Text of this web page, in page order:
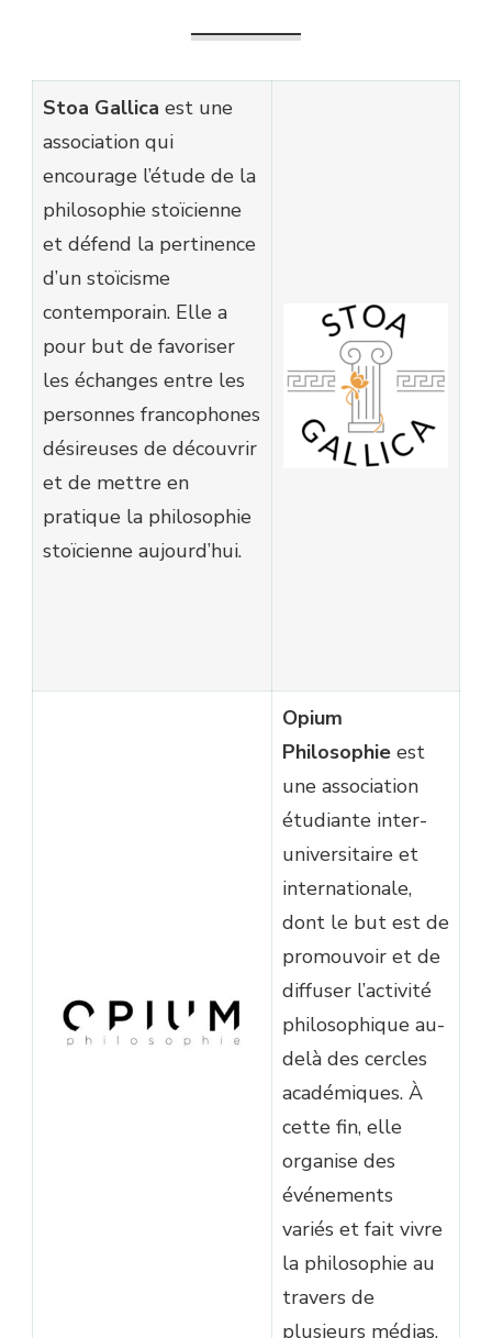
Stoa Gallica est une
association qui
encourage l’étude de la
philosophie stoïcienne
et défend la pertinence
d’un stoïcisme
contemporain. Elle a
pour but de favoriser
les échanges entre les
personnes francophones
désireuses de découvrir
et de mettre en
pratique la philosophie
stoïcienne aujourd’hui.
Opium
Philosophie est
une association
étudiante inter-
universitaire et
internationale,
dont le but est de
promouvoir et de
diffuser l’activité
philosophique au-
delà des cercles
académiques. À
cette fin, elle
organise des
événements
variés et fait vivre
la philosophie au
travers de
plusieurs médias.